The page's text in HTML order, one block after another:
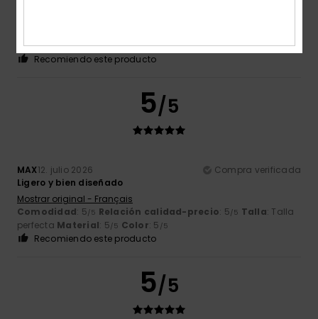
perfectaMaterial: 5/5 Color: 5/5
Recomiendo este producto
5/5
MAX12. julio 2026
Compra verificada
Ligero y bien diseñado
Mostrar original - Français
Comodidad: 5/5 Relación calidad-precio: 5/5 Talla: Talla
perfecta Material: 5/5 Color: 5 /5
Recomiendo este producto
5/5